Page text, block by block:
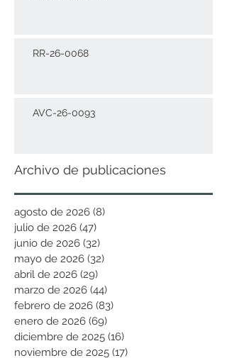
RR-26-0068
AVC-26-0093
Archivo de publicaciones
agosto de 2026 (8)
julio de 2026 (47)
junio de 2026 (32)
mayo de 2026 (32)
abril de 2026 (29)
marzo de 2026 (44)
febrero de 2026 (83)
enero de 2026 (69)
diciembre de 2025 (16)
noviembre de 2025 (17)